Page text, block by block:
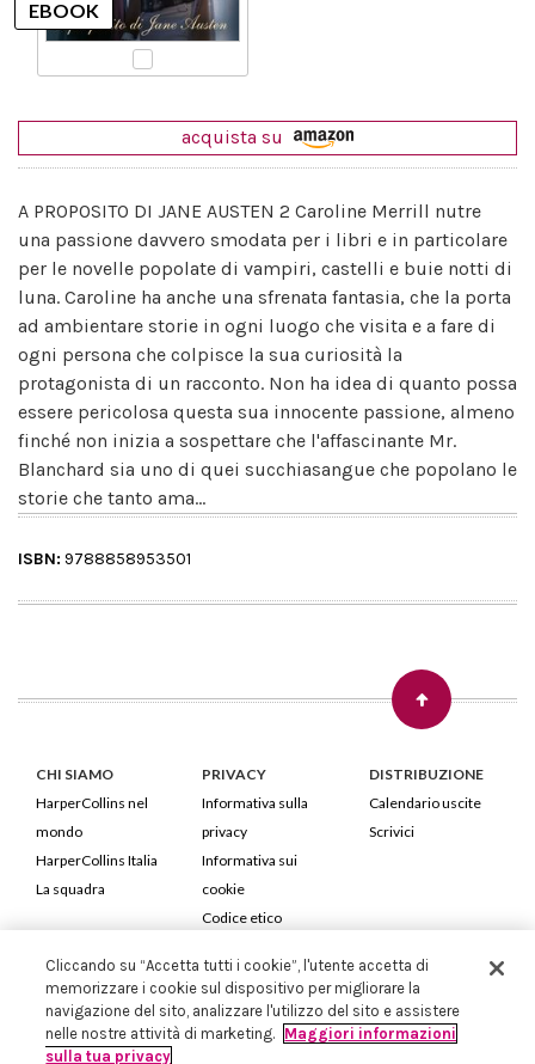
acquista su
A PROPOSITO DI JANE AUSTEN 2 Caroline Merrill nutre
una passione davvero smodata per i libri e in particolare
per le novelle popolate di vampiri, castelli e buie notti di
luna. Caroline ha anche una sfrenata fantasia, che la porta
ad ambientare storie in ogni luogo che visita e a fare di
ogni persona che colpisce la sua curiosità la
protagonista di un racconto. Non ha idea di quanto possa
essere pericolosa questa sua innocente passione, almeno
finché non inizia a sospettare che l'affascinante Mr.
Blanchard sia uno di quei succhiasangue che popolano le
storie che tanto ama...
ISBN: 9788858953501
CHI SIAMO
HarperCollins nel
mondo
HarperCollins Italia
La squadra
PRIVACY
Informativa sulla
privacy
Informativa sui
cookie
Codice etico
DISTRIBUZIONE
Calendario uscite
Scrivici
HarperCollins Italia S.p.A. Viale Monte Nero, 84 - 20135 Milano
Cod. Fiscale e P.IVA 05946780151 - Capitale Sociale 258.250 €
Iscritta in Milano al Registro delle imprese nr.198004 e REA nr.1051898
Cliccando su “Accetta tutti i cookie”, l'utente accetta di
memorizzare i cookie sul dispositivo per migliorare la
navigazione del sito, analizzare l'utilizzo del sito e assistere
nelle nostre attività di marketing. Maggiori informazioni
sulla tua privacy